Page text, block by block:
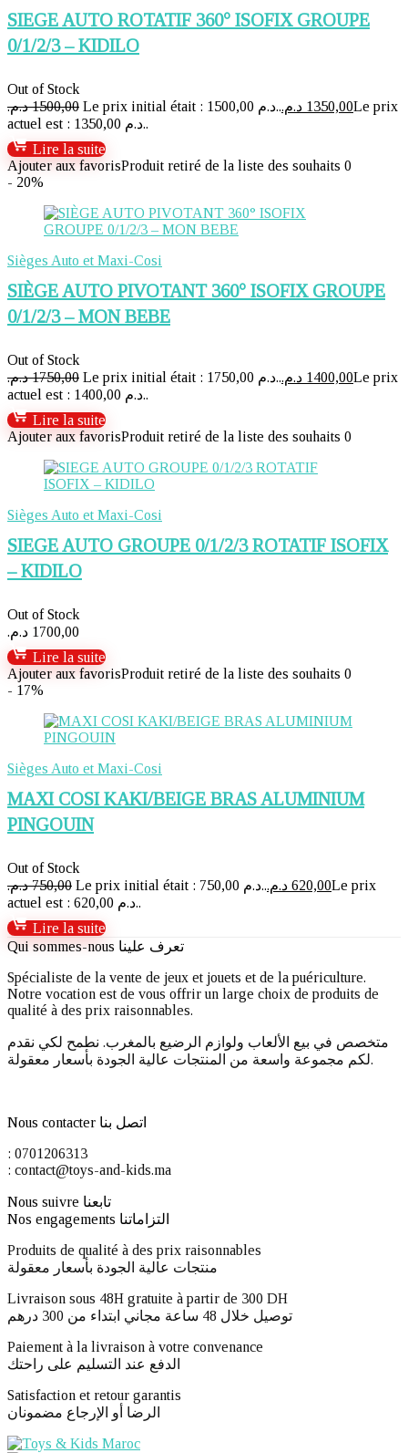
SIEGE AUTO ROTATIF 360° ISOFIX GROUPE
0/1/2/3 – KIDILO
Out of Stock
1500,00 د.م. Le prix initial était : 1500,00 د.م.. 1350,00 د.م.
Le prix
actuel est : 1350,00 د.م..
Lire la suite
Ajouter aux favorisProduit retiré de la liste des souhaits 0
- 20%
Sièges Auto et Maxi-Cosi
SIÈGE AUTO PIVOTANT 360° ISOFIX GROUPE
0/1/2/3 – MON BEBE
Out of Stock
1750,00 د.م. Le prix initial était : 1750,00 د.م.. 1400,00 د.م.
Le prix
actuel est : 1400,00 د.م..
Lire la suite
Ajouter aux favorisProduit retiré de la liste des souhaits 0
Sièges Auto et Maxi-Cosi
SIEGE AUTO GROUPE 0/1/2/3 ROTATIF ISOFIX
– KIDILO
Out of Stock
1700,00 د.م.
Lire la suite
Ajouter aux favorisProduit retiré de la liste des souhaits 0
- 17%
Sièges Auto et Maxi-Cosi
MAXI COSI KAKI/BEIGE BRAS ALUMINIUM
PINGOUIN
Out of Stock
750,00 د.م. Le prix initial était : 750,00 د.م.. 620,00 د.م.
Le prix
actuel est : 620,00 د.م..
Lire la suite
Qui sommes-nous تعرف علينا
Spécialiste de la vente de jeux et jouets et de la puériculture.
Notre vocation est de vous offrir un large choix de produits de
qualité à des prix raisonnables.
متخصص في بيع الألعاب ولوازم الرضيع بالمغرب. نطمح لكي نقدم
لكم مجموعة واسعة من المنتجات عالية الجودة بأسعار معقولة.
Nous contacter اتصل بنا
: 0701206313
: contact@toys-and-kids.ma
Nous suivre تابعنا
Nos engagements التزاماتنا
Produits de qualité à des prix raisonnables
منتجات عالية الجودة بأسعار معقولة
Livraison sous 48H gratuite à partir de 300 DH ​
توصيل خلال 48 ساعة مجاني ابتداء من 300 درهم
Paiement à la livraison à votre convenance
الدفع عند التسليم على راحتك
Satisfaction et retour garantis
الرضا أو الإرجاع مضمونان